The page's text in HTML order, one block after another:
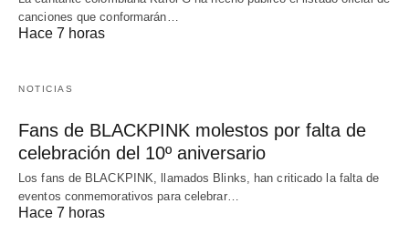
canciones que conformarán…
Hace 7 horas
NOTICIAS
Fans de BLACKPINK molestos por falta de
celebración del 10º aniversario
Los fans de BLACKPINK, llamados Blinks, han criticado la falta de
eventos conmemorativos para celebrar…
Hace 7 horas